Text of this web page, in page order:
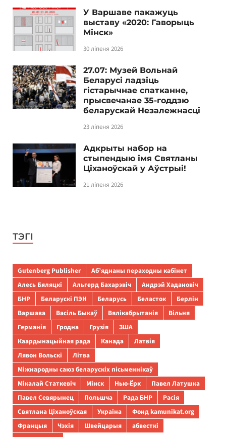
У Варшаве пакажуць
выставу «2020: Гаворыць
Мінск»
30 ліпеня 2026
27.07: Музей Вольнай
Беларусі ладзіць
гістарычнае спатканне,
прысвечанае 35-годдзю
беларускай Незалежнасці
23 ліпеня 2026
Адкрыты набор на
стыпендыю імя Святланы
Ціханоўскай у Аўстрыі!
21 ліпеня 2026
ТЭГІ
Gutenberg Publisher
Аб’яднаны пераходны кабінет
Алесь Бяляцкі
Альгерд Бахарэвіч
Андрэй Хадановіч
БНР
Беларускі ПЭН Беларусь Беласток
Берлін
Варшава
Васіль Быкаў Вялікабрытанія
Вільня
Германія
Гродна Грузія
ЗША
Каардынацыйная рада
Канада
Латвія
Лявон Вольскі
Літва
Міжнародны саюз беларускіх пісьменнікаў
Мікалай Статкевіч
Мінск Нью-Ёрк
Павел Латушка
Павел Севярынец
Польшча Рада БНР
Расія
Святлана Ціханоўская
Украіна
Фонд kamunikat.org
Францыя
Чэхія Швейцарыя
абвесткі